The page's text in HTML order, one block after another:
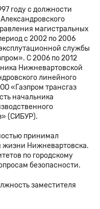
году с должности
магистральных
с 2002 по 2006
службы
С 2006 по 2012
Нижневартовской
линейного
«Газпром трансгаз
начальника
(СИБУР).
принимал
жизни Нижневартовска.
по городскому
безопасности.
заместителя